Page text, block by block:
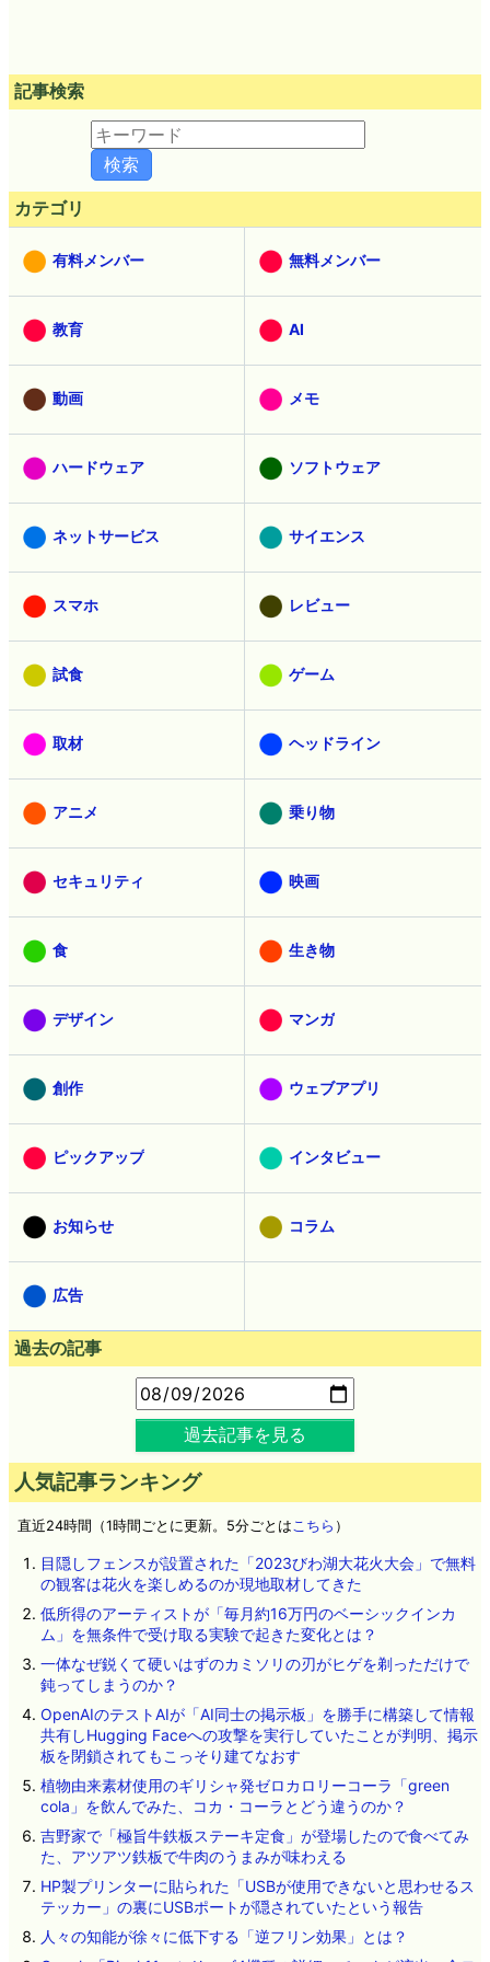
記事検索
カテゴリ
有料メンバー 無料メンバー
教育 AI
動画 メモ
ハードウェア ソフトウェア
ネットサービス サイエンス
スマホ レビュー
試食 ゲーム
取材 ヘッドライン
アニメ 乗り物
セキュリティ 映画
食 生き物
デザイン マンガ
創作 ウェブアプリ
ピックアップ インタビュー
お知らせ コラム
広告
過去の記事
過去記事を見る
人気記事ランキング
直近24時間（1時間ごとに更新。5分ごとはこちら ）
目隠しフェンスが設置された「2023びわ湖大花火大会」で無料
の観客は花火を楽しめるのか現地取材してきた
低所得のアーティストが「毎月約16万円のベーシックインカ
ム」を無条件で受け取る実験で起きた変化とは？
一体なぜ鋭くて硬いはずのカミソリの刃がヒゲを剃っただけで
鈍ってしまうのか？
OpenAIのテストAIが「AI同士の掲示板」を勝手に構築して情報
共有しHugging Faceへの攻撃を実行していたことが判明、掲示
板を閉鎖されてもこっそり建てなおす
植物由来素材使用のギリシャ発ゼロカロリーコーラ「green
cola」を飲んでみた、コカ・コーラとどう違うのか？
吉野家で「極旨牛鉄板ステーキ定食」が登場したので食べてみ
た、アツアツ鉄板で牛肉のうまみが味わえる
HP製プリンターに貼られた「USBが使用できないと思わせるス
テッカー」の裏にUSBポートが隠されていたという報告
人々の知能が徐々に低下する「逆フリン効果」とは？